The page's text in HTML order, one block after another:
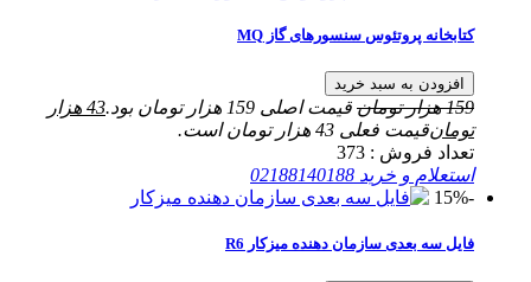
کتابخانه پروتئوس سنسورهای گاز MQ
افزودن به سبد خرید
159 هزار تومان قیمت اصلی 159 هزار تومان بود. 43 هزار
تومانقیمت فعلی 43 هزار تومان است.
تعداد فروش : 373
استعلام و خرید 02188140188
-15%
فایل سه بعدی سازمان دهنده میزکار R6